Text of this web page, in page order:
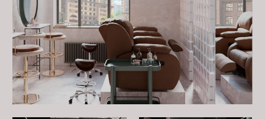
Хотите обсудить проект?